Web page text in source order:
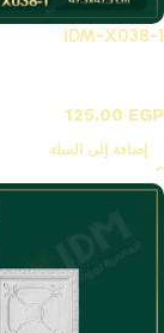
IDM-X038-1
125.00 EGP
إضافة إلى السلة